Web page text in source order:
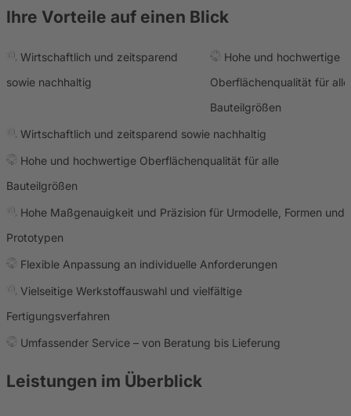
Ihre Vorteile auf einen Blick
Wirtschaftlich und zeitsparend
sowie nachhaltig
Hohe und hochwertige
Oberflächenqualität für alle
Bauteilgrößen
Wirtschaftlich und zeitsparend sowie nachhaltig
Hohe und hochwertige Oberflächenqualität für alle
Bauteilgrößen
Hohe Maßgenauigkeit und Präzision für Urmodelle, Formen und
Prototypen
Flexible Anpassung an individuelle Anforderungen
Vielseitige Werkstoffauswahl und vielfältige
Fertigungsverfahren
Umfassender Service – von Beratung bis Lieferung
Leistungen im Überblick